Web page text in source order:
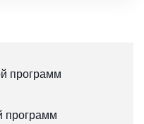
программ
программ